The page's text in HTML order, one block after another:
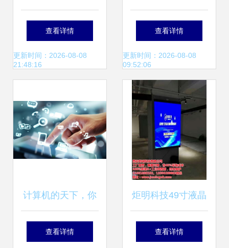
查看详情
更新时间：2026-08-08
21:48:16
成数千万元Pre-
A+轮融资，中关村
发展启航独家投资
加速计算机软硬件
技术开发
查看详情
更新时间：2026-08-08
09:52:06
计算机的天下，你
拿什么赚钱？——
查看详情
炬明科技49寸液晶
拼接方案 视觉与技
查看详情